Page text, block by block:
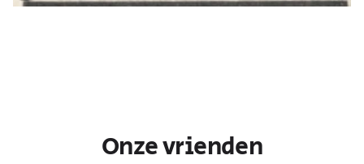
Onze vrienden